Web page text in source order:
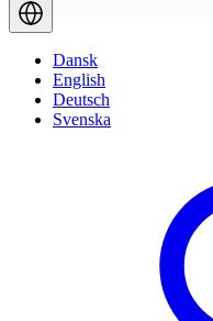
Dansk
English
Deutsch
Svenska